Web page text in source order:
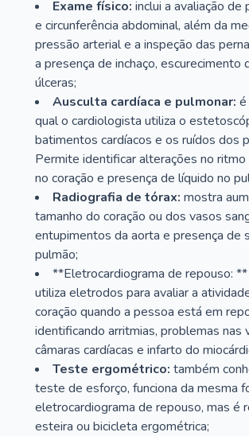
Exame físico: inclui a avaliação de
e circunferência abdominal, além da
pressão arterial e a inspeção das
a presença de inchaço, escurecimento
úlceras;
Ausculta cardíaca e pulmonar:
qual o cardiologista utiliza o
batimentos cardíacos e os ruídos dos
Permite identificar alterações no ritmo
no coração e presença de líquido no
Radiografia de tórax: mostra
tamanho do coração ou dos vasos
entupimentos da aorta e presença de
pulmão;
**Eletrocardiograma de repouso:
utiliza eletrodos para avaliar a
coração quando a pessoa está em
identificando arritmias, problemas nas
câmaras cardíacas e infarto do
Teste ergométrico: também
teste de esforço, funciona da mesma
eletrocardiograma de repouso, mas é
esteira ou bicicleta ergométrica;